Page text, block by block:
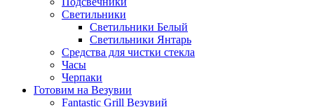
Светильники
Светильники Белый
Светильники Янтарь
Средства для чистки стекла
Часы
Черпаки
Готовим на Везувии
Fantastic Grill Везувий